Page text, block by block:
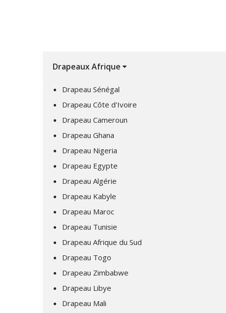
Drapeaux Afrique
Drapeau Sénégal
Drapeau Côte d'Ivoire
Drapeau Cameroun
Drapeau Ghana
Drapeau Nigeria
Drapeau Egypte
Drapeau Algérie
Drapeau Kabyle
Drapeau Maroc
Drapeau Tunisie
Drapeau Afrique du Sud
Drapeau Togo
Drapeau Zimbabwe
Drapeau Libye
Drapeau Mali